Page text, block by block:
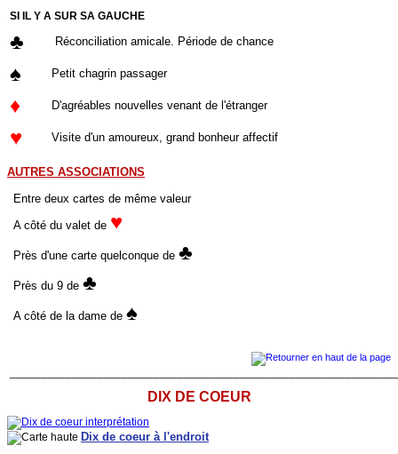
SI IL Y A SUR SA GAUCHE
♣ Réconciliation amicale. Période de chance
♠ Petit chagrin passager
♦ D'agréables nouvelles venant de l'étranger
♥ Visite d'un amoureux, grand bonheur affectif
AUTRES ASSOCIATIONS
Entre deux cartes de même valeur
A côté du valet de ♥
Près d'une carte quelconque de ♣
Près du 9 de ♣
A côté de la dame de ♠
DIX DE COEUR
Dix de coeur à l'endroit